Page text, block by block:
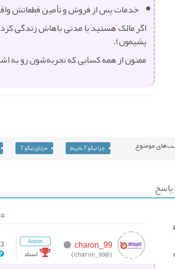
خدمات پس از فروش و تأمین قطعاتش
اگر مالک هستید یا مدتی باهاش زندگی
پشیمون).
ممنون از همه کسایی که تجربه‌شون رو به
موضوع چرا تیگو 7 بخریم مزایای تیگو 7
۵ دی, ۱۴۰۴ ۱۹:۰۷
charon_99
(@charon_99)
Admin
استاد